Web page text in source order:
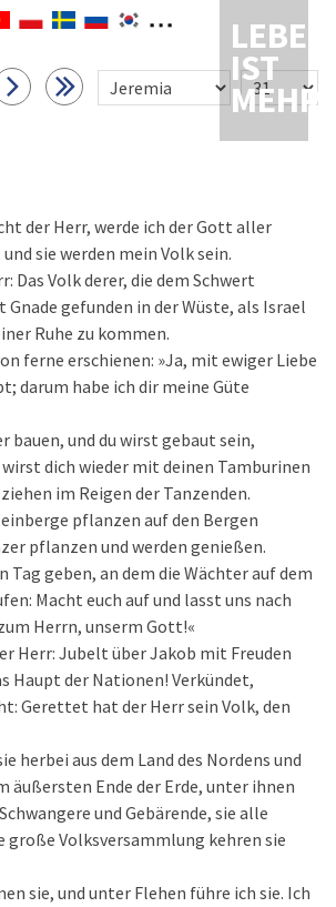
LEBEN
IST
MEHR
der Herr, werde ich der Gott aller
sie werden mein Volk sein.
Das Volk derer, die dem Schwert
gefunden in der Wüste, als Israel
Ruhe zu kommen.
ferne erschienen: »Ja, mit ewiger Liebe
darum habe ich dir meine Güte
bauen, und du wirst gebaut sein,
dich wieder mit deinen Tamburinen
im Reigen der Tanzenden.
pflanzen auf den Bergen
pflanzen und werden genießen.
Tag geben, an dem die Wächter auf dem
Macht euch auf und lasst uns nach
Herrn, unserm Gott!«
Herr: Jubelt über Jakob mit Freuden
Haupt der Nationen! Verkündet,
Gerettet hat der Herr sein Volk, den
herbei aus dem Land des Nordens und
äußersten Ende der Erde, unter ihnen
und Gebärende, sie alle
große Volksversammlung kehren sie
sie, und unter Flehen führe ich sie. Ich